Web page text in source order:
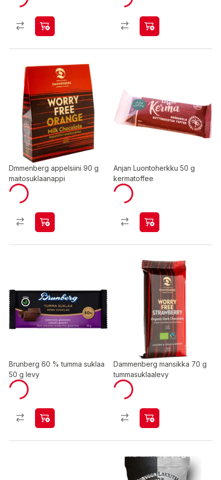
Dmmenberg appelsiini 90 g
maitosuklaanappi
Anjan Luontoherkku 50 g
kermatoffee
Brunberg 60 % tumma suklaa
50 g levy
Dammenberg mansikka 70 g
tummasuklaalevy